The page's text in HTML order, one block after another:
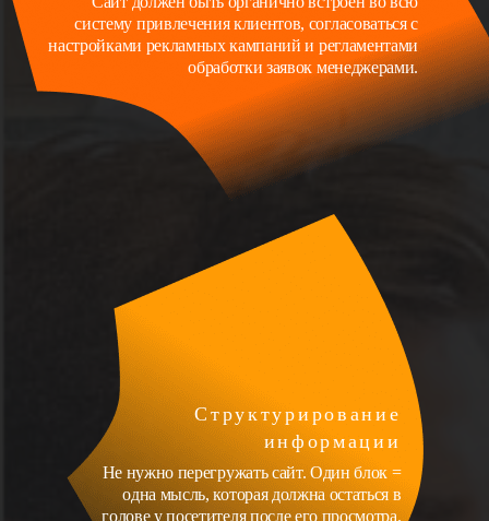
систему привлечения клиентов, согласоваться с
настройками рекламных кампаний и регламентами
обработки заявок менеджерами.
Структурирование
информации
Не нужно перегружать сайт. Один блок =
одна мысль, которая должна остаться в
голове у посетителя после его просмотра.